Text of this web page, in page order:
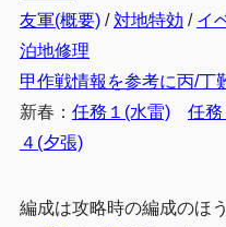
友軍(概要)/対地特効 / イ
泊地修理
甲作戦情報を参考に丙/丁
新春： 任務１(水雷) 任務
４(夕張)
編成は攻略時の編成のほ